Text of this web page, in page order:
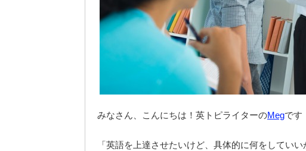
みなさん、こんにちは！英トピライターのMegです
「英語を上達させたいけど、具体的に何をしてい